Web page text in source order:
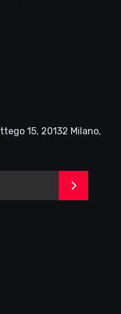
15, 20132 Milano,
>